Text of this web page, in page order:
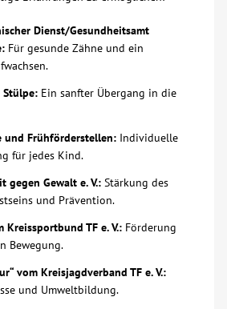
Dienst/Gesundheitsamt
Für gesunde Zähne und ein
Stülpe: Ein sanfter Übergang in die
und Frühförderstellen: Individuelle
für jedes Kind.
gegen Gewalt e. V.: Stärkung des
und Prävention.
TF e. V.: Förderung
Bewegung.
vom Kreisjagdverband TF e. V.:
und Umweltbildung.